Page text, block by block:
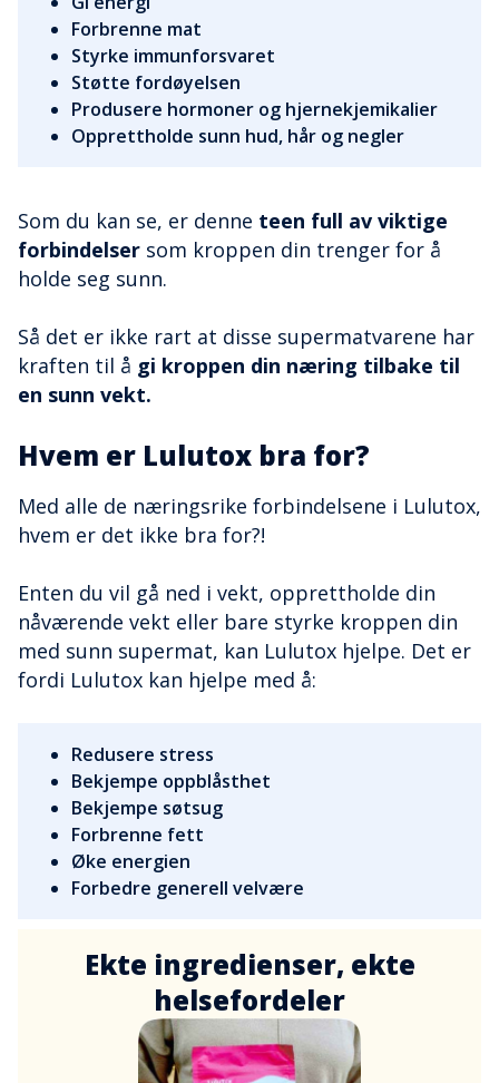
Forbrenne mat
Styrke immunforsvaret
Støtte fordøyelsen
Produsere hormoner og hjernekjemikalier
Opprettholde sunn hud, hår og negler
Som du kan se, er denne teen full av viktige
forbindelser som kroppen din trenger for å
holde seg sunn.
Så det er ikke rart at disse supermatvarene har
kraften til å gi kroppen din næring tilbake til
en sunn vekt.
Hvem er Lulutox bra for?
Med alle de næringsrike forbindelsene i Lulutox,
hvem er det ikke bra for?!
Enten du vil gå ned i vekt, opprettholde din
nåværende vekt eller bare styrke kroppen din
med sunn supermat, kan Lulutox hjelpe. Det er
fordi Lulutox kan hjelpe med å:
Redusere stress
Bekjempe oppblåsthet
Bekjempe søtsug
Forbrenne fett
Øke energien
Forbedre generell velvære
Ekte ingredienser, ekte
helsefordeler